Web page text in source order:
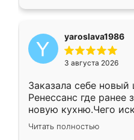
yaroslava1986
3 августа 2026
Заказала себе
Ренессанс где ранее
новую кухню.Чего
вполне довольна.
два года, нареканий
Читать полностью